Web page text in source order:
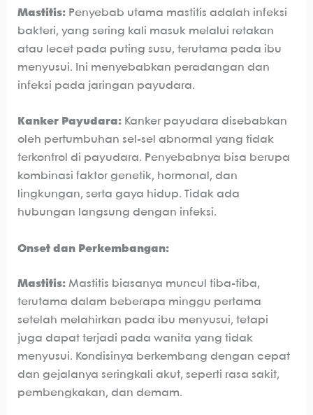
Mastitis:Penyebab utama mastitis adalah infeksi
bakteri, yang sering kali masuk melalui retakan
atau lecet pada puting susu, terutama pada ibu
menyusui. Ini menyebabkan peradangan dan
infeksi pada jaringan payudara.
Kanker Payudara:Kanker payudara disebabkan
oleh pertumbuhan sel-sel abnormal yang tidak
terkontrol di payudara. Penyebabnya bisa berupa
kombinasi faktor genetik, hormonal, dan
lingkungan, serta gaya hidup. Tidak ada
hubungan langsung dengan infeksi.
Onset dan Perkembangan:
Mastitis:Mastitis biasanya muncul tiba-tiba,
terutama dalam beberapa minggu pertama
setelah melahirkan pada ibu menyusui, tetapi
juga dapat terjadi pada wanita yang tidak
menyusui. Kondisinya berkembang dengan cepat
dan gejalanya seringkali akut, seperti rasa sakit,
pembengkakan, dan demam.